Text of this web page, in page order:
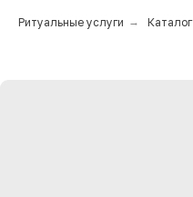
Ритуальные услуги → Каталог